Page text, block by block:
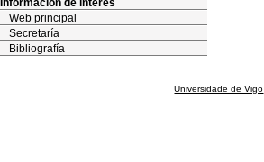
Información de interés
Web principal
Secretaría
Bibliografía
Universidade de Vigo